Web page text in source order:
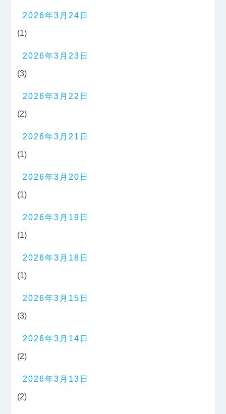
2026年3月24日
(1)
2026年3月23日
(3)
2026年3月22日
(2)
2026年3月21日
(1)
2026年3月20日
(1)
2026年3月19日
(1)
2026年3月18日
(1)
2026年3月15日
(3)
2026年3月14日
(2)
2026年3月13日
(2)